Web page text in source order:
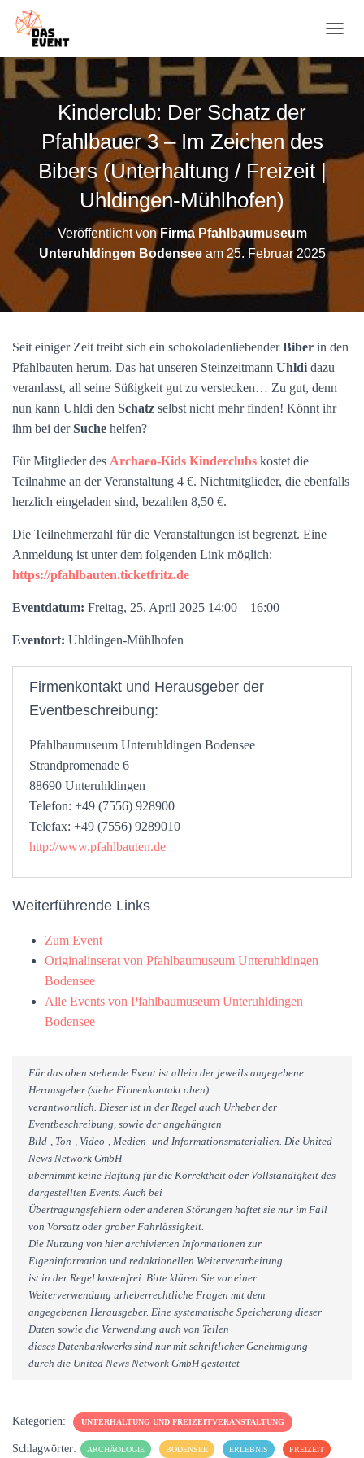
A
I
O
C
H
Kinderclub: Der Schatz der
Pfahlbauer 3 – Im Zeichen des
Bibers (Unterhaltung / Freizeit |
Uhldingen-Mühlhofen)
Veröffentlicht von Firma Pfahlbaumuseum
Unteruhldingen Bodenseeam 25. Februar 2025
Seit einiger Zeit treibt sich ein schokoladenliebenderBiber in den
Pfahlbauten herum. Das hat unseren Steinzeitmann Uhldi dazu
veranlasst, all seine Süßigkeit gut zu verstecken… Zu gut, denn
nun kann Uhldi den Schatz selbst nicht mehr finden! Könnt ihr
ihm bei derSuche helfen?
Für Mitglieder des Archaeo-Kids Kinderclubs kostet die
Teilnahme an der Veranstaltung 4 €. Nichtmitglieder, die ebenfalls
herzlich eingeladen sind, bezahlen 8,50 €.
Die Teilnehmerzahl für die Veranstaltungen ist begrenzt. Eine
Anmeldung ist unter dem folgenden Link möglich:
https://pfahlbauten.ticketfritz.de
Eventdatum: Freitag, 25. April 2025 14:00 – 16:00
Eventort: Uhldingen-Mühlhofen
Firmenkontakt und Herausgeber der
Eventbeschreibung:
Pfahlbaumuseum Unteruhldingen Bodensee
Strandpromenade 6
88690 Unteruhldingen
Telefon: +49 (7556) 928900
Telefax: +49 (7556) 9289010
http://www.pfahlbauten.de
Weiterführende Links
Zum Event
Originalinserat von Pfahlbaumuseum Unteruhldingen
Bodensee
Alle Events von Pfahlbaumuseum Unteruhldingen
Bodensee
Für das oben stehende Event ist allein der jeweils angegebene
Herausgeber (siehe Firmenkontakt oben)
verantwortlich. Dieser ist in der Regel auch Urheber der
Eventbeschreibung, sowie der angehängten
Bild-, Ton-, Video-, Medien- und Informationsmaterialien. Die United
News Network GmbH
übernimmt keine Haftung für die Korrektheit oder Vollständigkeit des
dargestellten Events. Auch bei
Übertragungsfehlern oder anderen Störungen haftet sie nur im Fall
von Vorsatz oder grober Fahrlässigkeit.
Die Nutzung von hier archivierten Informationen zur
Eigeninformation und redaktionellen Weiterverarbeitung
ist in der Regel kostenfrei. Bitte klären Sie vor einer
Weiterverwendung urheberrechtliche Fragen mit dem
angegebenen Herausgeber. Eine systematische Speicherung dieser
Daten sowie die Verwendung auch von Teilen
dieses Datenbankwerks sind nur mit schriftlicher Genehmigung
durch die United News Network GmbH gestattet
Kategorien: UNTERHALTUNG UND FREIZEITVERANSTALTUNG
Schlagwörter: ARCHÄOLOGIE BODENSEE ERLEBNIS FREIZEIT